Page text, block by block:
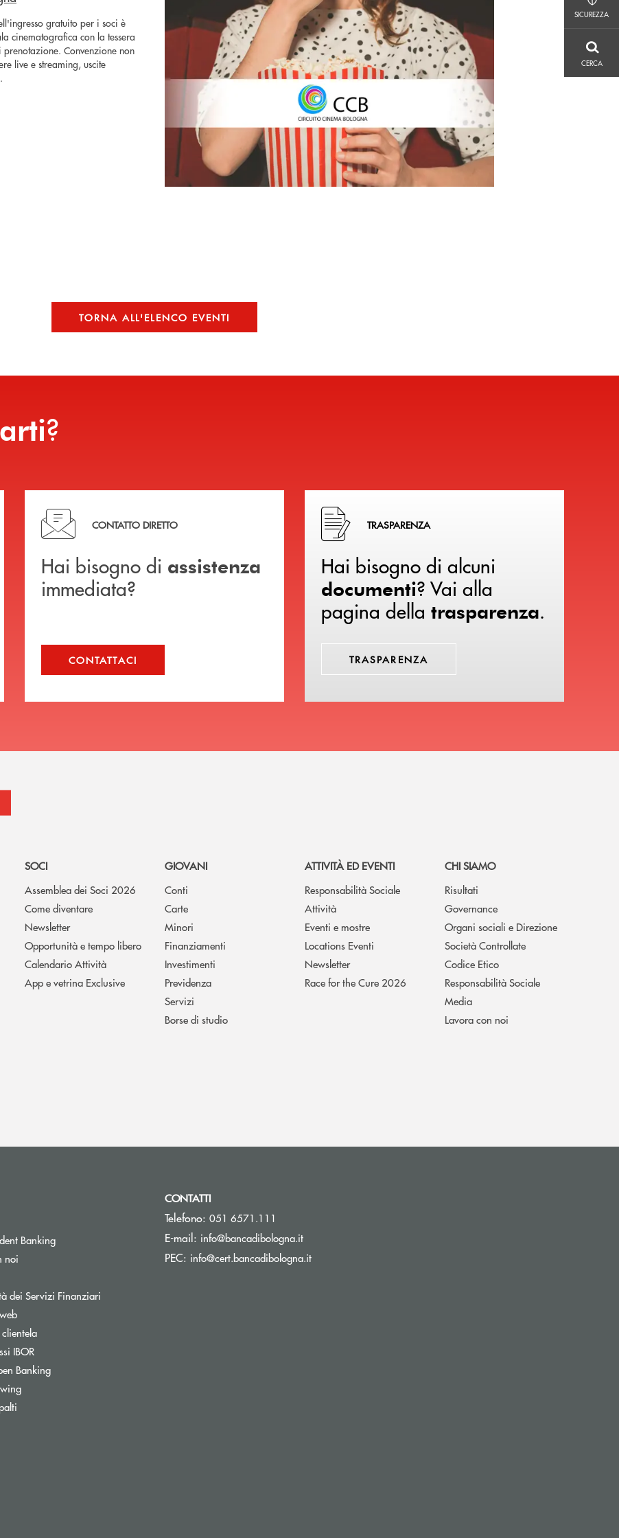
SICUREZZA
CERCA
gratuito per i soci è
cinematografica con la tessera
Convenzione non
live e streaming, uscite
TORNA ALL'ELENCO EVENTI
?
Hai bisogno di assistenza immediata?
CONTATTO DIRETTO
Hai bisogno di assistenza
immediata?
CONTATTACI
Hai bisogno di alcuni documenti ? Vai alla pagina della
TRASPARENZA
Hai bisogno di alcuni
documenti? Vai alla
pagina della trasparenza.
TRASPARENZA
SOCI
Assemblea dei Soci 2026
Come diventare
Newsletter
Opportunità e tempo libero
Calendario Attività
App e vetrina Exclusive
GIOVANI
Conti
Carte
Minori
Finanziamenti
Investimenti
Previdenza
Servizi
Borse di studio
ATTIVITÀ ED EVENTI
Responsabilità Sociale
Attività
Eventi e mostre
Locations Eventi
Newsletter
Race for the Cure 2026
CHI SIAMO
Risultati
Governance
Organi sociali e Direzione
Società Controllate
Codice Etico
Responsabilità Sociale
Media
Lavora con noi
Banking
noi
dei Servizi Finanziari
IBOR
BankingApre una nuova finestra
CONTATTI
Telefono: 051 6571.111
E-mail: info@bancadibologna.it(si apre l’app di posta elettronica)
PEC: info@cert.bancadibologna.it(si apre l’app di posta elettronica)